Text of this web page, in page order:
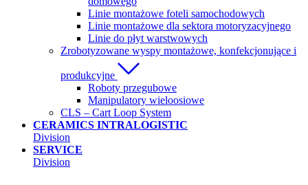
Linie montażowe foteli samochodowych
Linie montażowe dla sektora motoryzacyjnego
Linie do płyt warstwowych
Zrobotyzowane wyspy montażowe, konfekcjonujące i
produkcyjne
Roboty przegubowe
Manipulatory wieloosiowe
CLS – Cart Loop System
CERAMICS INTRALOGISTIC
Division
SERVICE
Division